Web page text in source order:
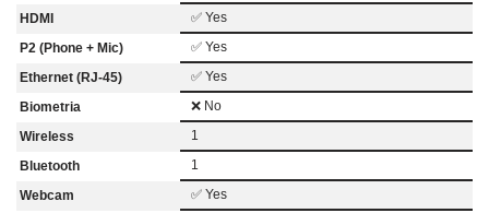
HDMI
✅ Yes
P2 (Phone + Mic)
✅ Yes
Ethernet (RJ-45)
✅ Yes
Biometria
❌ No
Wireless
1
Bluetooth
1
Webcam
✅ Yes